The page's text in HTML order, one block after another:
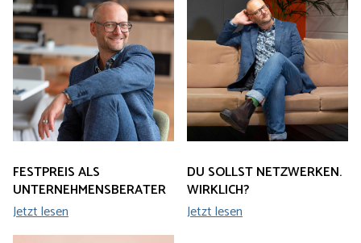
FESTPREIS ALS
UNTERNEHMENSBERATER
Jetzt lesen
DU SOLLST NETZWERKEN.
WIRKLICH?
Jetzt lesen